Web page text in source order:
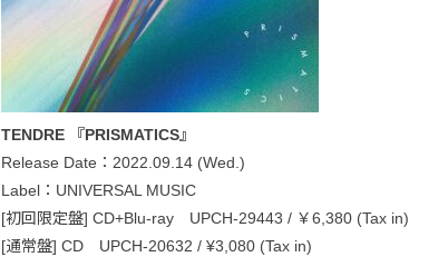
TENDRE 『PRISMATICS』
Release Date：2022.09.14 (Wed.)
Label：UNIVERSAL MUSIC
[初回限定盤] CD+Blu-ray UPCH-29443 / ￥6,380 (Tax in)
[通常盤] CD UPCH-20632 / ¥3,080 (Tax in)